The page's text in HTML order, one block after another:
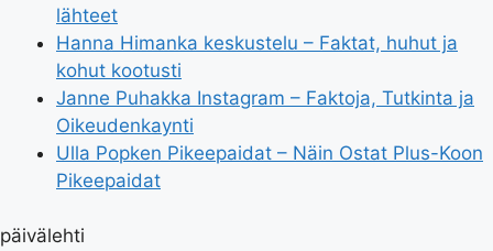
lähteet
Hanna Himanka keskustelu – Faktat, huhut ja
kohut kootusti
Janne Puhakka Instagram – Faktoja, Tutkinta ja
Oikeudenkaynti
Ulla Popken Pikeepaidat – Näin Ostat Plus-Koon
Pikeepaidat
päivälehti